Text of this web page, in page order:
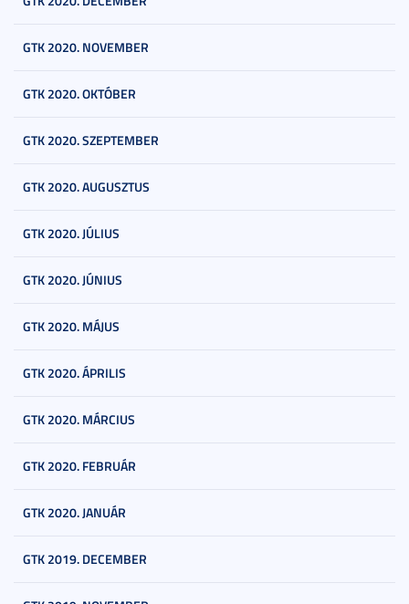
GTK 2020. NOVEMBER
GTK 2020. OKTÓBER
GTK 2020. SZEPTEMBER
GTK 2020. AUGUSZTUS
GTK 2020. JÚLIUS
GTK 2020. JÚNIUS
GTK 2020. MÁJUS
GTK 2020. ÁPRILIS
GTK 2020. MÁRCIUS
GTK 2020. FEBRUÁR
GTK 2020. JANUÁR
GTK 2019. DECEMBER